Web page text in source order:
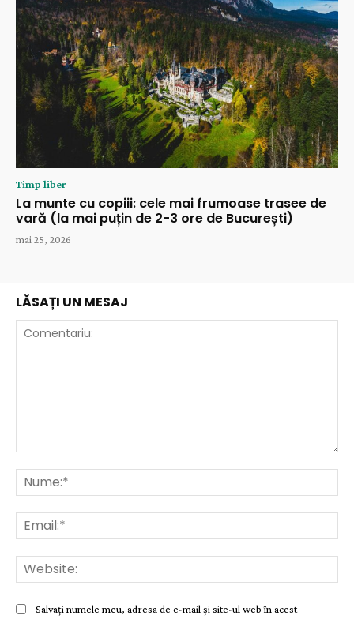
Timp liber
La munte cu copiii: cele mai frumoase trasee de
vară (la mai puțin de 2-3 ore de București)
mai 25, 2026
LĂSAȚI UN MESAJ
Salvați numele meu, adresa de e-mail și site-ul web în acest